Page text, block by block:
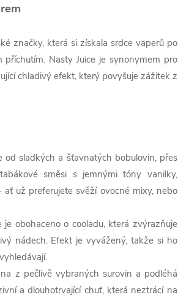
značky, která si získala srdce vaperů po
Nasty Juice je synonymem pro
chladivý efekt, který povyšuje zážitek z
od sladkých a šťavnatých bobulovin, přes
směsi s jemnými tóny vanilky,
už preferujete svěží ovocné mixy, nebo
je obohaceno o cooladu, která zvýrazňuje
nádech. Efekt je vyvážený, takže si ho
z pečlivě vybraných surovin a podléhá
a dlouhotrvající chuť, která neztrácí na